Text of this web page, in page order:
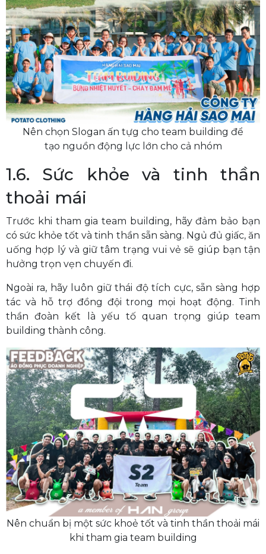
Nên chọn Slogan ấn tựg cho team building để
tạo nguồn động lực lớn cho cả nhóm
1.6. Sức khỏe và tinh thần
thoải mái
Trước khi tham gia team building, hãy đảm bảo bạn
có sức khỏe tốt và tinh thần sẵn sàng. Ngủ đủ giấc, ăn
uống hợp lý và giữ tâm trạng vui vẻ sẽ giúp bạn tận
hưởng trọn vẹn chuyến đi.
Ngoài ra, hãy luôn giữ thái độ tích cực, sẵn sàng hợp
tác và hỗ trợ đồng đội trong mọi hoạt động. Tinh
thần đoàn kết là yếu tố quan trọng giúp team
building thành công.
Nên chuẩn bị một sức khoẻ tốt và tinh thần thoải mái
khi tham gia team building